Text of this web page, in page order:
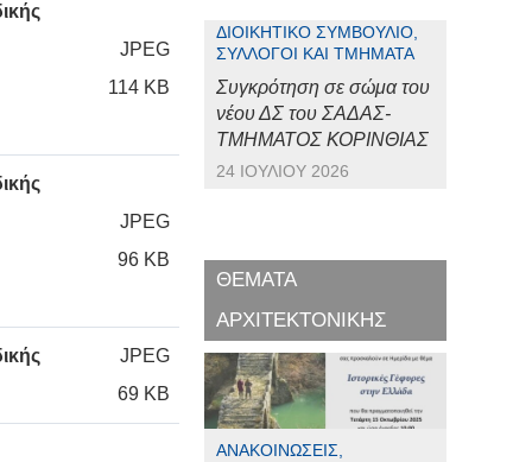
JPEG
114 KB
JPEG
96 KB
JPEG
69 KB
ΔΙΟΙΚΗΤΙΚΌ ΣΥΜΒΟΎΛΙΟ,
ΣΎΛΛΟΓΟΙ ΚΑΙ ΤΜΉΜΑΤΑ
Συγκρότηση σε σώμα του
νέου ΔΣ του ΣΑΔΑΣ-
ΤΜΗΜΑΤΟΣ ΚΟΡΙΝΘΙΑΣ
24 ΙΟΥΛΊΟΥ 2026
ΘΕΜΑΤΑ
ΑΡΧΙΤΕΚΤΟΝΙΚΗΣ
ΑΝΑΚΟΙΝΏΣΕΙΣ,